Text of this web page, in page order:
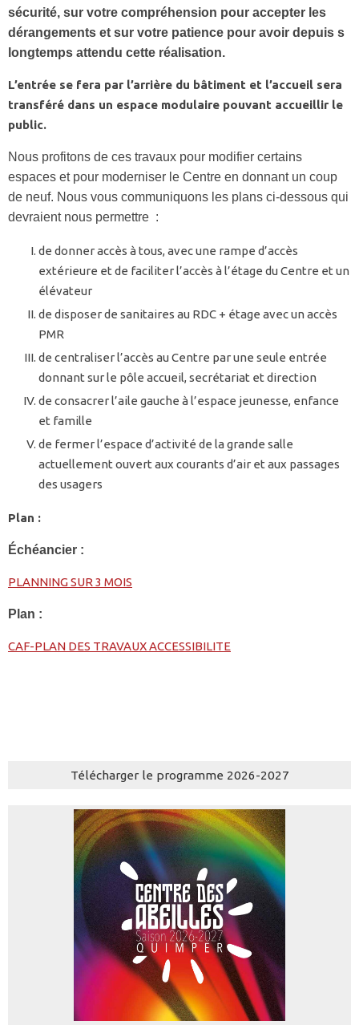
sécurité, sur votre compréhension pour accepter les
dérangements et sur votre patience pour avoir depuis s
longtemps attendu cette réalisation.
L’entrée se fera par l’arrière du bâtiment et l’accueil sera
transféré dans un espace modulaire pouvant accueillir le
public.
Nous profitons de ces travaux pour modifier certains
espaces et pour moderniser le Centre en donnant un coup
de neuf. Nous vous communiquons les plans ci-dessous qui
devraient nous permettre :
de donner accès à tous, avec une rampe d’accès
extérieure et de faciliter l’accès à l’étage du Centre et un
élévateur
de disposer de sanitaires au RDC + étage avec un accès
PMR
de centraliser l’accès au Centre par une seule entrée
donnant sur le pôle accueil, secrétariat et direction
de consacrer l’aile gauche à l’espace jeunesse, enfance
et famille
de fermer l’espace d’activité de la grande salle
actuellement ouvert aux courants d’air et aux passages
des usagers
Plan :
Échéancier :
PLANNING SUR 3 MOIS
Plan :
CAF-PLAN DES TRAVAUX ACCESSIBILITE
Télécharger le programme 2026-2027